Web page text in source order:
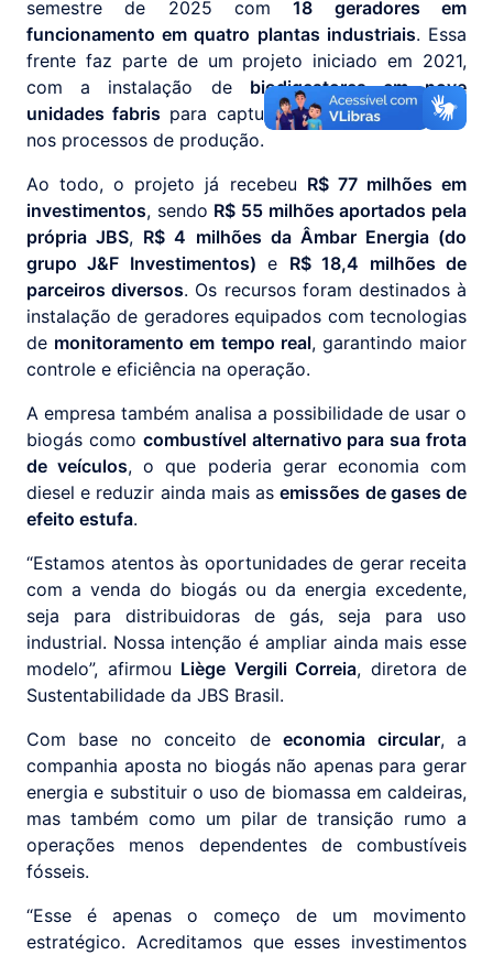
semestre de 2025 com18 geradores em
funcionamento em quatro plantas industriais. Essa
frente faz parte de um projeto iniciado em 2021,
com a instalação de biodigestores em nove
unidades fabris para capturar o metano originado
nos processos de produção.
Ao todo, o projeto já recebeu R$ 77 milhões em
investimentos, sendo R$ 55 milhões aportados pela
própria JBS, R$ 4 milhões da Âmbar Energia (do
grupo J&F Investimentos) e R$ 18,4 milhões de
parceiros diversos. Os recursos foram destinados à
instalação de geradores equipados com tecnologias
de monitoramento em tempo real, garantindo maior
controle e eficiência na operação.
A empresa também analisa a possibilidade de usar o
biogás como combustível alternativo para sua frota
de veículos, o que poderia gerar economia com
diesel e reduzir ainda mais asemissões de gases de
efeito estufa.
“Estamos atentos às oportunidades de gerar receita
com a venda do biogás ou da energia excedente,
seja para distribuidoras de gás, seja para uso
industrial. Nossa intenção é ampliar ainda mais esse
modelo”, afirmou Liège Vergili Correia, diretora de
Sustentabilidade da JBS Brasil.
Com base no conceito deeconomia circular, a
companhia aposta no biogás não apenas para gerar
energia e substituir o uso de biomassa em caldeiras,
mas também como um pilar de transição rumo a
operações menos dependentes de combustíveis
fósseis.
“Esse é apenas o começo de um movimento
estratégico. Acreditamos que esses investimentos